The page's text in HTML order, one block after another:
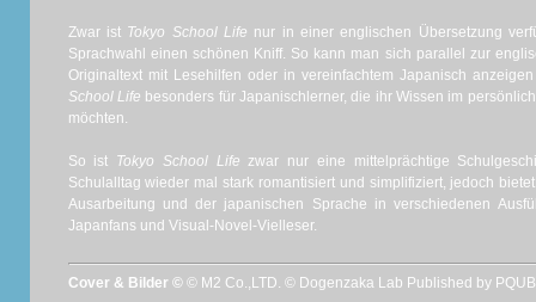
Zwar ist Tokyo School Life nur in einer englischen Übersetzung
Sprachwahl einen schönen Kniff. So kann man sich parallel zur
Originaltext mit Lesehilfen oder in vereinfachtem Japanisch
School Life besonders für Japanischlerner, die ihr Wissen im
möchten.
So ist Tokyo School Life zwar nur eine mittelprächtige
Schulalltag wieder mal stark romantisiert und simplifiziert, jedoch
Ausarbeitung und der japanischen Sprache in verschiedenen
Japanfans und Visual-Novel-Vielleser.
Cover & Bilder © © M2 Co.,LTD. © Dogenzaka Lab Published by